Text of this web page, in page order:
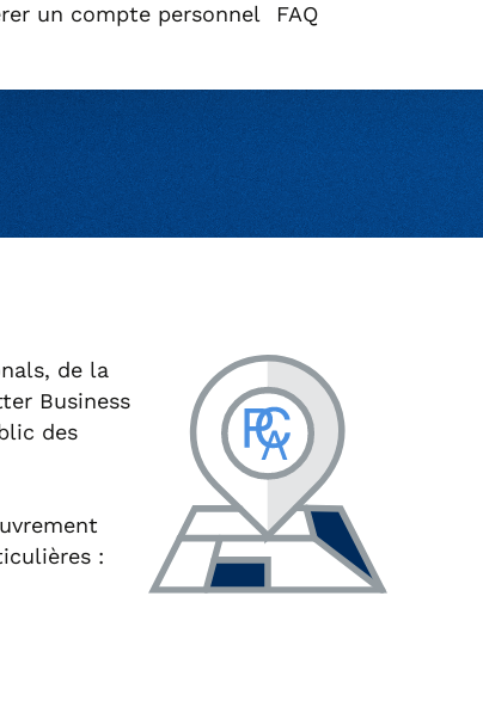
un compte personnel FAQ
de la
Business
des
: